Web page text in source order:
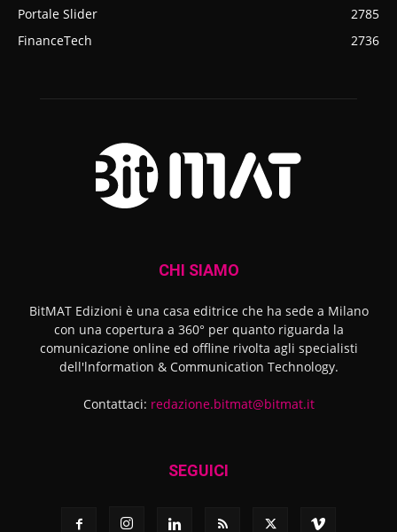
Portale Slider
2785
FinanceTech
2736
CHI SIAMO
BitMAT Edizioni è una casa editrice che ha sede a Milano
con una copertura a 360° per quanto riguarda la
comunicazione online ed offline rivolta agli specialisti
dell'lnformation & Communication Technology.
Contattaci: redazione.bitmat@bitmat.it
SEGUICI